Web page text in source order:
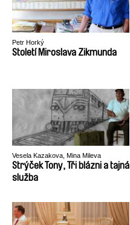
Petr Horký
Století Miroslava Zikmunda
Vesela Kazakova, Mina Mileva
Strýček Tony, Tři blázni a tajná
služba